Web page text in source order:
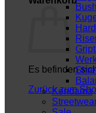
Es befinden
Zurück zum
Kendama